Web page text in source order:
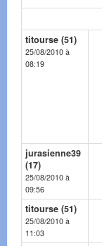
titourse (51)
25/08/2010 à
08:19
jurasienne39
(17)
25/08/2010 à
09:56
titourse (51)
25/08/2010 à
11:03